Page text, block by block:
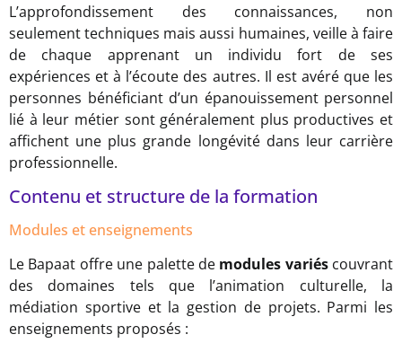
L’approfondissement des connaissances, non
seulement techniques mais aussi humaines, veille à faire
de chaque apprenant un individu fort de ses
expériences et à l’écoute des autres. Il est avéré que les
personnes bénéficiant d’un épanouissement personnel
lié à leur métier sont généralement plus productives et
affichent une plus grande longévité dans leur carrière
professionnelle.
Contenu et structure de la formation
Modules et enseignements
Le Bapaat offre une palette de modules variéscouvrant
des domaines tels que l’animation culturelle, la
médiation sportive et la gestion de projets. Parmi les
enseignements proposés :